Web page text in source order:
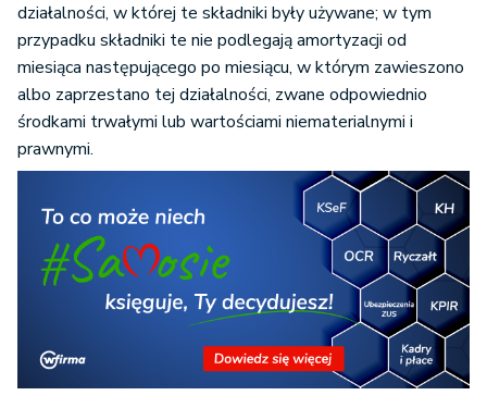
działalności, w której te składniki były używane; w tym
przypadku składniki te nie podlegają amortyzacji od
miesiąca następującego po miesiącu, w którym zawieszono
albo zaprzestano tej działalności, zwane odpowiednio
środkami trwałymi lub wartościami niematerialnymi i
prawnymi.